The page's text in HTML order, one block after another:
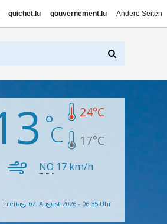
guichet.lu gouvernement.lu Andere Seiten
24°C
17°C
NO 17 km/h
Freitag, 07. August 2026 - 06:35 Uhr